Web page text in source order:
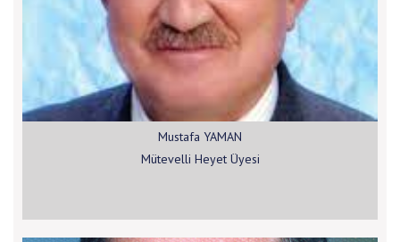
Mustafa YAMAN
Mütevelli Heyet Üyesi